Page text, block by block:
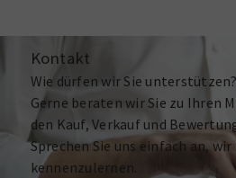
Kontakt
Wie dürfen wir Sie unterstützen?
Gerne beraten wir Sie zu Ihren
den Kauf, Verkauf und
Sprechen Sie uns einfach an,
kennenzulernen.